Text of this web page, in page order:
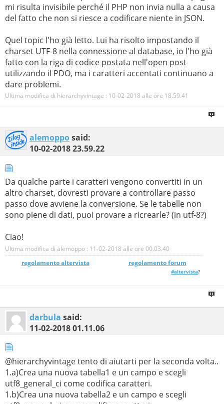
mi risulta invisibile perché il PHP non invia nulla a causa
del fatto che non si riesce a codificare niente in JSON.
Quel topic l'ho già letto. Lui ha risolto impostando il
charset UTF-8 nella connessione al database, io l'ho già
fatto con la riga di codice postata nell'open post
utilizzando il PDO, ma i caratteri accentati continuano a
dare problemi.
Ultima modifica di hierarchyvintage : 10-02-2018 alle ore 18.59.41
alemopposaid:
10-02-201823.59.22
Da qualche parte i caratteri vengono convertiti in un
altro charset, dovresti provare a controllare passo
passo dove avviene la conversione. Se le tabelle non
sono piene di dati, puoi provare a ricrearle? (in utf-8?)
Ciao!
Ultima modifica di alemoppo : 11-02-2018 alle ore 00.03.40
regolamento altervista_______________ regolamento forum
#altervista?
darbula said:
11-02-201801.11.06
@hierarchyvintage tento di aiutarti per la seconda volta..
1.a)Crea una nuova tabella1 e un campo e scegli
utf8_general_ci come codifica caratteri.
1.b)Crea una nuova tabella2 e un campo e scegli